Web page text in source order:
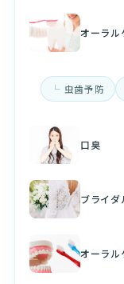
オーラル
虫歯予防
口臭
ブライダ
オーラル